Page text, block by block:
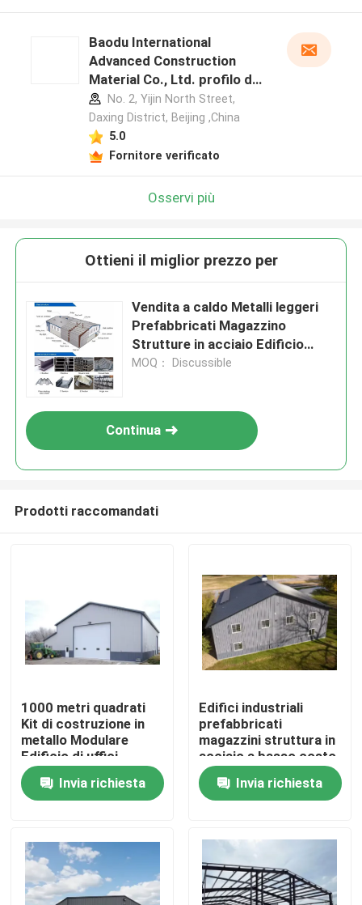
Casa
Prodotti
Circa noi
Baodu International
Advanced Construction
Material Co., Ltd. profilo del
produttore
No. 2, Yijin North Street,
Daxing District, Beijing ,China
5.0
Fornitore verificato
Osservi più
Ottieni il miglior prezzo per
Vendita a caldo Metalli leggeri
Prefabbricati Magazzino
Strutture in acciaio Edificio
Industrial Workshop Sala
MOQ： Discussible
Continua
Prodotti raccomandati
1000 metri quadrati
Kit di costruzione in
metallo Modulare
Edificio di uffici
prefabbricato Studio
commerciale
Manifattura CE
Struttura in acciaio
prefabbricata
Magazzino
Invia richiesta
Edifici industriali
prefabbricati
magazzini struttura in
acciaio a basso costo
moderni galvanizzati
installazione rapida
costruzione metallica
impianti
Invia richiesta